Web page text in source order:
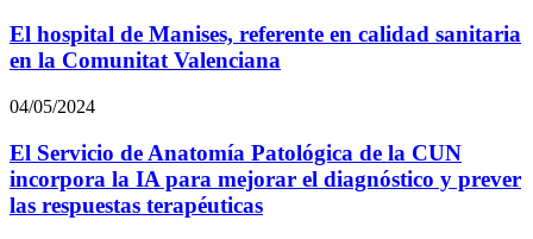
El hospital de Manises, referente en calidad sanitaria
en la Comunitat Valenciana
04/05/2024
El Servicio de Anatomía Patológica de la CUN
incorpora la IA para mejorar el diagnóstico y prever
las respuestas terapéuticas